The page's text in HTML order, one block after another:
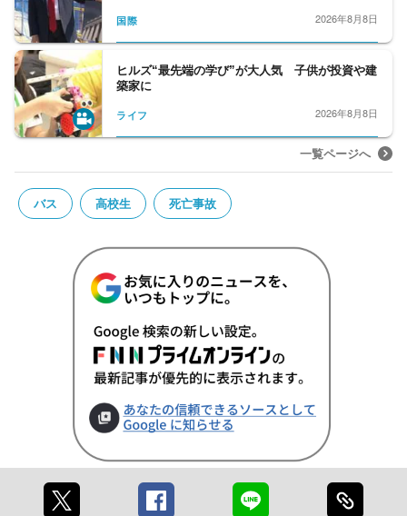
国際 2026年8月8日
ヒルズ“最先端の学び”が大人気 子供が投資や建
築家に
ライフ 2026年8月8日
一覧ページへ
バス 高校生 死亡事故